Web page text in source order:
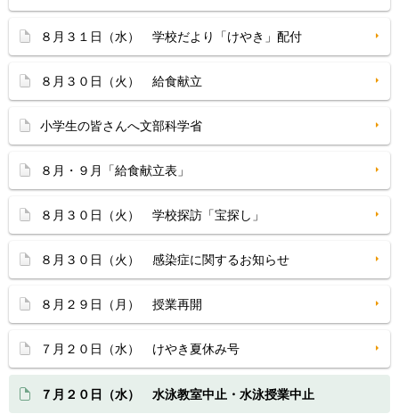
８月３１日（水） 学校だより「けやき」配付
８月３０日（火） 給食献立
小学生の皆さんへ文部科学省
８月・９月「給食献立表」
８月３０日（火） 学校探訪「宝探し」
８月３０日（火） 感染症に関するお知らせ
８月２９日（月） 授業再開
７月２０日（水） けやき夏休み号
７月２０日（水） 水泳教室中止・水泳授業中止